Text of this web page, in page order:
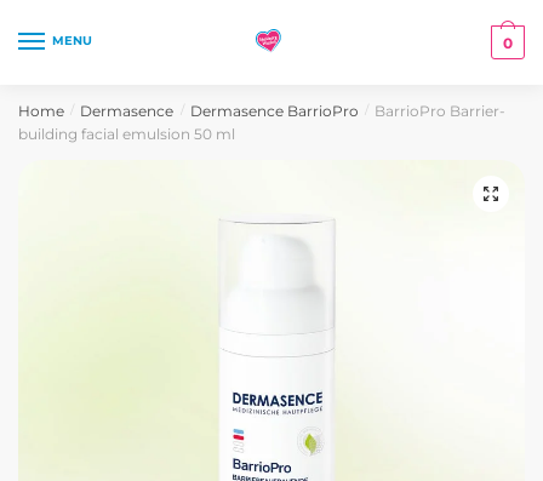
MENU 0
Home Dermasence Dermasence BarrioPro
BarrioPro Barrier-
building facial emulsion 50 ml